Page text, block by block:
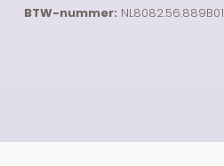
BTW-nummer: NL8082.56.889B01